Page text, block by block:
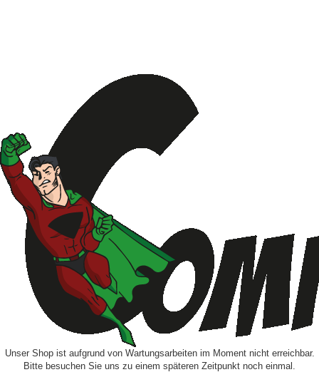
Unser Shop ist aufgrund von Wartungsarbeiten im Moment nicht erreichbar.
Bitte besuchen Sie uns zu einem späteren Zeitpunkt noch einmal.